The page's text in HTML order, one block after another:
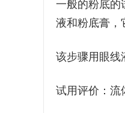
一般的粉底的
液和粉底膏，
该步骤用眼线
试用评价：流